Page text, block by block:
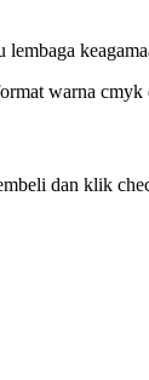
warna
dan klik